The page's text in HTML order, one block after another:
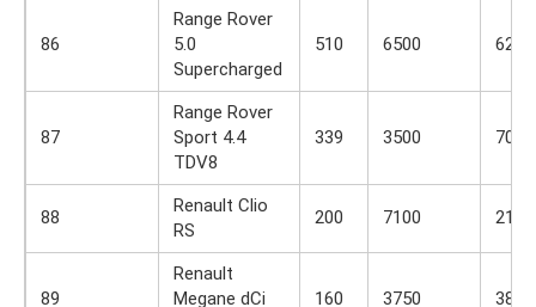
86
Range Rover
5.0
Supercharged
510 6500 625
87
Range Rover
Sport 4.4
TDV8
339 3500 700
88
Renault Clio
RS
200 7100 215
89
Renault
Megane dCi
160 3750 380